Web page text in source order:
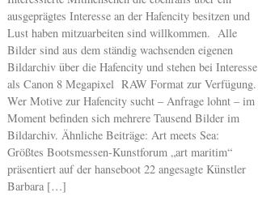
ausgeprägtes Interesse an der Hafencity besitzen und
Lust haben mitzuarbeiten sind willkommen. Alle
Bilder sind aus dem ständig wachsenden eigenen
Bildarchiv über die Hafencity und stehen bei Interesse
als Canon 8 Megapixel RAW Format zur Verfügung.
Wer Motive zur Hafencity sucht – Anfrage lohnt – im
Moment befinden sich mehrere Tausend Bilder im
Bildarchiv. Ähnliche Beiträge: Art meets Sea:
Größtes Bootsmessen-Kunstforum „art maritim“
präsentiert auf der hanseboot 22 angesagte Künstler
Barbara […]